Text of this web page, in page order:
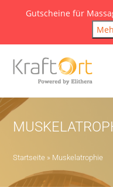
Gutscheine für
Startseite » Muskelatrophie